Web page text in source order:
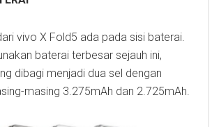
vivo X Fold5 ada pada sisi baterai.
baterai terbesar sejauh ini,
dibagi menjadi dua sel dengan
masing 3.275mAh dan 2.725mAh.